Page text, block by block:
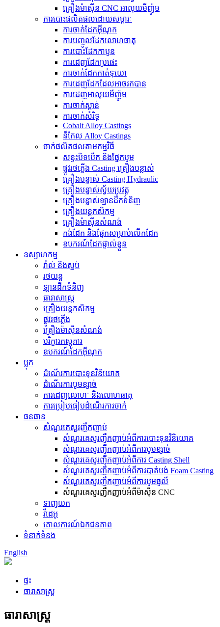
គ្រឿងម៉ាស៊ីន CNC អាលុយមីញ៉ូម
ការបោះផលិតផលដោយសម្ភារៈ
ការចាក់ដែកអ៊ីណុក
ការបញ្ចូលដែកលោហធាតុ
ការបោះដែកកាបូន
ការ​ដេញ​ដែក​ប្រផេះ
ការ​ចាក់​ដែក​កាត់​ទុយោ
ការ​ដេញ​ដែក​ដែល​អាច​រក​បាន​
ការ​ដេញ​អាលុយ​មីញ៉ូ​ម​
ការចាក់ស្ពាន់
ការចាក់សំរិទ្ធ
Cobalt Alloy Castings
នីកែល Alloy Castings
ចាក់ផលិតផលតាមកម្មវិធី
សន្ទះបិទបើក និងផ្នែកបូម
ផ្លូវរថភ្លើង Casting គ្រឿងបន្លាស់
គ្រឿងបន្លាស់ Casting Hydraulic
គ្រឿងបន្លាស់ស្វ័យប្រវត្ត
គ្រឿងបន្លាស់ឡានដឹកទំនិញ
គ្រឿងយន្តកសិកម្ម
គ្រឿងម៉ាស៊ីនសំណង់
កង់​ដែក និង​ផ្នែក​សម្រាប់​លើក​ដែក
ឧបករណ៍ដែកផ្ទាល់ខ្លួន
ឧស្សាហកម្ម
វ៉ាល់ និងស្នប់
រថយន្ត
ឡានដឹកទំនិញ
ធារាសាស្ត្រ
គ្រឿងយន្តកសិកម្ម
ផ្លូវរថភ្លើង
គ្រឿងម៉ាស៊ីនសំណង់
បរិក្ខារភស្តុភារ
ឧបករណ៍ដែកអ៊ីណុក
ប្លុក
ដំណើរការបោះទុនវិនិយោគ
ដំណើរការបូមខ្សាច់
ការដេញលោហៈ និងលោហធាតុ
ការប្រៀបធៀបដំណើរការចាក់
ធនធាន
សំណួរគេសួរញឹកញាប់
សំណួរគេសួរញឹកញាប់អំពីការបោះទុនវិនិយោគ
សំណួរគេសួរញឹកញាប់អំពីការបូមខ្សាច់
សំណួរគេសួរញឹកញាប់អំពីការ Casting Shell
សំណួរគេសួរញឹកញាប់អំពីការបាត់បង់ Foam Casting
សំណួរគេសួរញឹកញាប់អំពីការបូមធូលី
សំណួរគេសួរញឹកញាប់អំពីម៉ាស៊ីន CNC
ទាញយក
វីដេអូ
គោលការណ៍ឯកជនភាព
ទំនាក់ទំនង
English
ផ្ទះ
ធារាសាស្ត្រ
ធារាសាស្ត្រ